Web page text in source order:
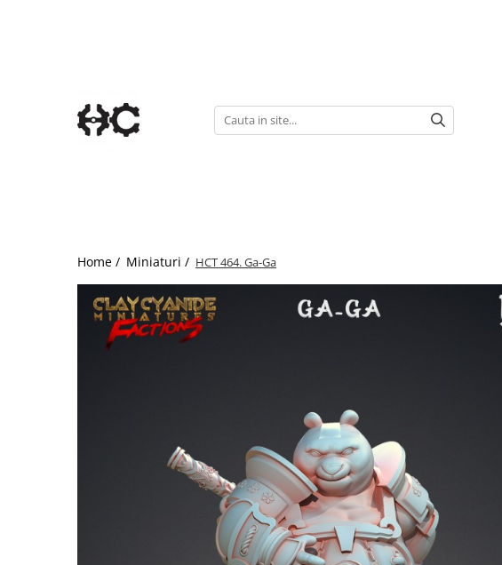
Home / Miniaturi / HCT 464. Ga-Ga